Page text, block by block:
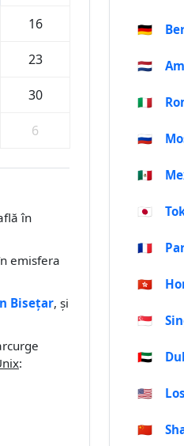
16
23
30
6
în
emisfera
Bisețar, și
:
🇩🇪
🇳🇱
🇮🇹
🇷🇺
🇲🇽
🇯🇵
🇫🇷
🇭🇰
🇸🇬
🇦🇪
🇺🇸
🇨🇳